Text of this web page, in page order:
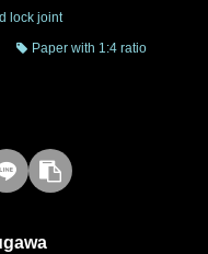
lock joint
Paper with 1:4 ratio